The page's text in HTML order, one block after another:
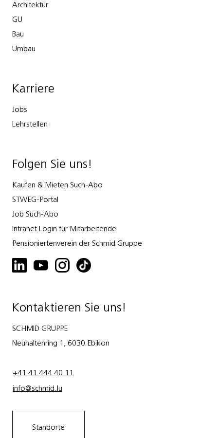
Architektur
GU
Bau
Umbau
Karriere
Jobs
Lehrstellen
Folgen Sie uns!
Kaufen & Mieten Such-Abo
STWEG-Portal
Job Such-Abo
Intranet Login für Mitarbeitende
Pensioniertenverein der Schmid Gruppe
Kontaktieren Sie uns!
SCHMID GRUPPE
Neuhaltenring 1, 6030 Ebikon
+41 41 444 40 11
info@schmid.lu
Standorte